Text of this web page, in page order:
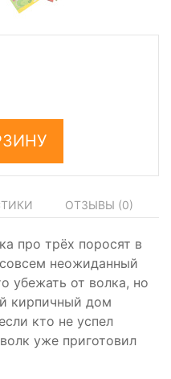
ОТЗЫВЫ (0)
про трёх поросят в
неожиданный
убежать от волка, но
кирпичный дом
кто не успел
уже приготовил